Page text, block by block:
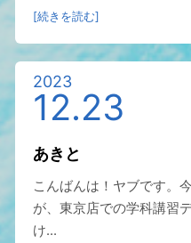
[続きを読む]
2023
12.23
あきと
こんばんは！ヤブです。
が、東京店での学科講習
け...